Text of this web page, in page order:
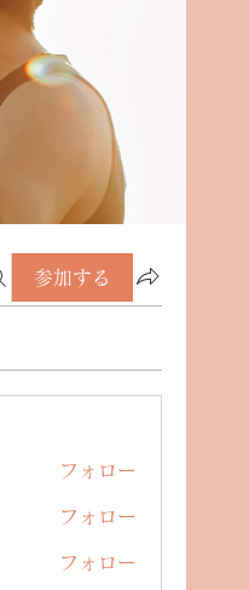
参加する
フォロー
フォロー
フォロー